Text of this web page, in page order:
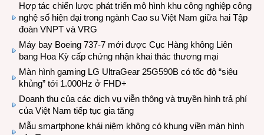
Hợp tác chiến lược phát triển mô hình khu công nghiệp công
nghệ số hiện đại trong ngành Cao su Việt Nam giữa hai Tập
đoàn VNPT và VRG
Máy bay Boeing 737-7 mới được Cục Hàng không Liên
bang Hoa Kỳ cấp chứng nhận khai thác thương mại
Màn hình gaming LG UltraGear 25G590B có tốc độ “siêu
khủng” tới 1.000Hz ở FHD+
Doanh thu của các dịch vụ viễn thông và truyền hình trả phí
của Việt Nam tiếp tục gia tăng
Mẫu smartphone khái niệm không có khung viền màn hình